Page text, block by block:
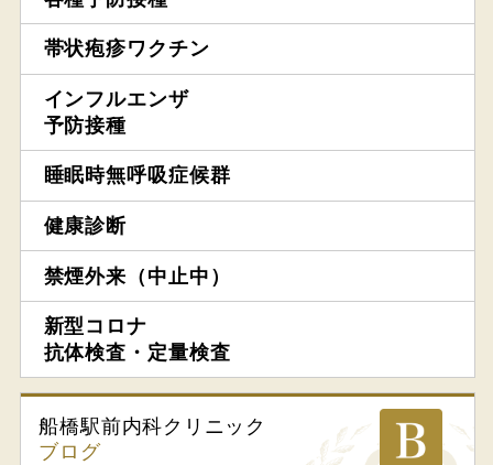
帯状疱疹ワクチン
インフルエンザ
予防接種
睡眠時無呼吸症候群
健康診断
禁煙外来（中止中）
新型コロナ
抗体検査・定量検査
船橋駅前内科クリニック
ブログ